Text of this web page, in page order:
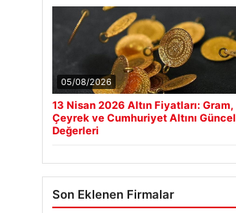
05/08/2026
13 Nisan 2026 Altın Fiyatları: Gram,
Çeyrek ve Cumhuriyet Altını Güncel
Değerleri
Son Eklenen Firmalar